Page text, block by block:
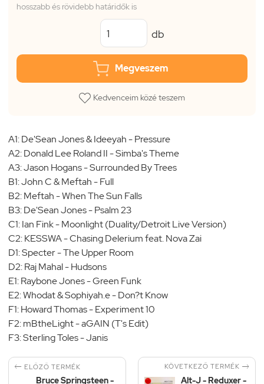
hosszabb és rövidebb határidők is
db
Megveszem
Kedvenceim közé teszem
A1: De'Sean Jones & Ideeyah - Pressure
A2: Donald Lee Roland II - Simba's Theme
A3: Jason Hogans - Surrounded By Trees
B1: John C & Meftah - Full
B2: Meftah - When The Sun Falls
B3: De'Sean Jones - Psalm 23
C1: Ian Fink - Moonlight (Duality/Detroit Live Version)
C2: KESSWA - Chasing Delerium feat. Nova Zai
D1: Specter - The Upper Room
D2: Raj Mahal - Hudsons
E1: Raybone Jones - Green Funk
E2: Whodat & Sophiyah.e - Don?t Know
F1: Howard Thomas - Experiment 10
F2: mBtheLight - aGAIN (T's Edit)
F3: Sterling Toles - Janis
 ELŐZŐ TERMÉK
Bruce Springsteen -
KÖVETKEZŐ TERMÉK 
Alt-J - Reduxer -